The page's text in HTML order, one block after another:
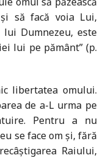
să facă voia Lui,
Dumnezeu, este
lui pe pământ” (p.
libertatea omului.
de a-L urma pe
Pentru a nu
se face om şi, fără
Raiului,